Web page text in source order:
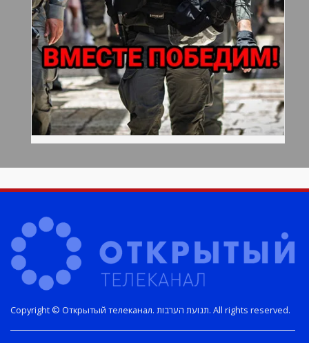
Copyright © Открытый телеканал. תנועת הערבות. All rights reserved.